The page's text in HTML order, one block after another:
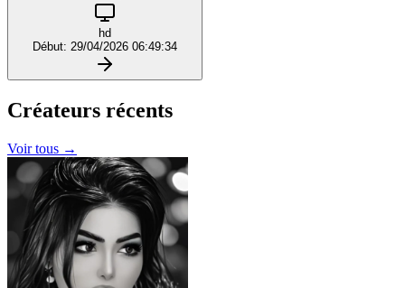
hd
Début: 29/04/2026 06:49:34
Créateurs récents
Voir tous →